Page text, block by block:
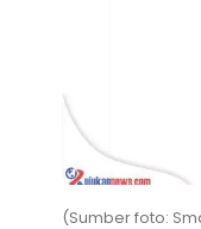
(Sumber foto: